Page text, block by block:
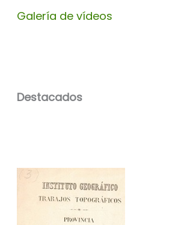
Galería de vídeos
Destacados